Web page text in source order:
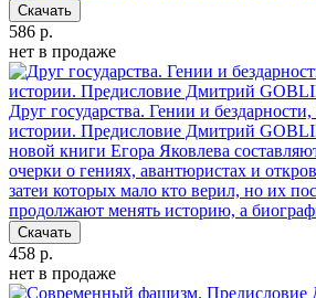
Скачать
586 р.
нет в продаже
Друг государства. Гении и
истории. Предисловие Дмитрий
новой книги Егора Яковлева
очерки о гениях, авантюристах и
затеи которых мало кто верил, но их
продолжают менять историю, а
Скачать
458 р.
нет в продаже